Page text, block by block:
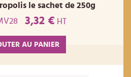
le sachet de 250g
3,32 € HT
AU PANIER